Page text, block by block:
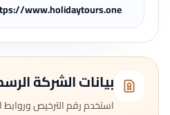
www.holidaytours.one
بيانات الشركة
استخدم رقم الترخيص